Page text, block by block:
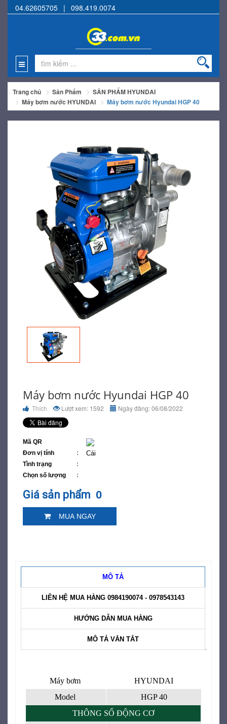
04.62605705 | 098.419.0074
Trang chủ Sản Phẩm
SẢN PHẨM HYUNDAI
Máy bơm nước HYUNDAI
Máy bơm nước Hyundai HGP 40
Máy bơm nước Hyundai HGP 40
Thích Lượt xem: 1592 Ngày đăng: 06/08/2022
Mã QR
Đơn vị tính
Cái
Tình trạng
Chọn số lượng
Giá sản phẩm 0
MUA NGAY
MÔ TẢ
LIÊN HỆ MUA HÀNG 0984190074 - 0978543143
HƯỚNG DẪN MUA HÀNG
MÔ TẢ VẮN TẮT
Máy bơm
HYUNDAI
Model
HGP 40
THÔNG SỐ ĐỘNG CƠ